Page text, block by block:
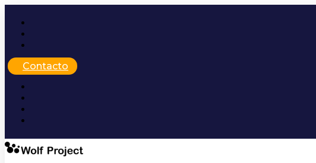
contenido
Contacto